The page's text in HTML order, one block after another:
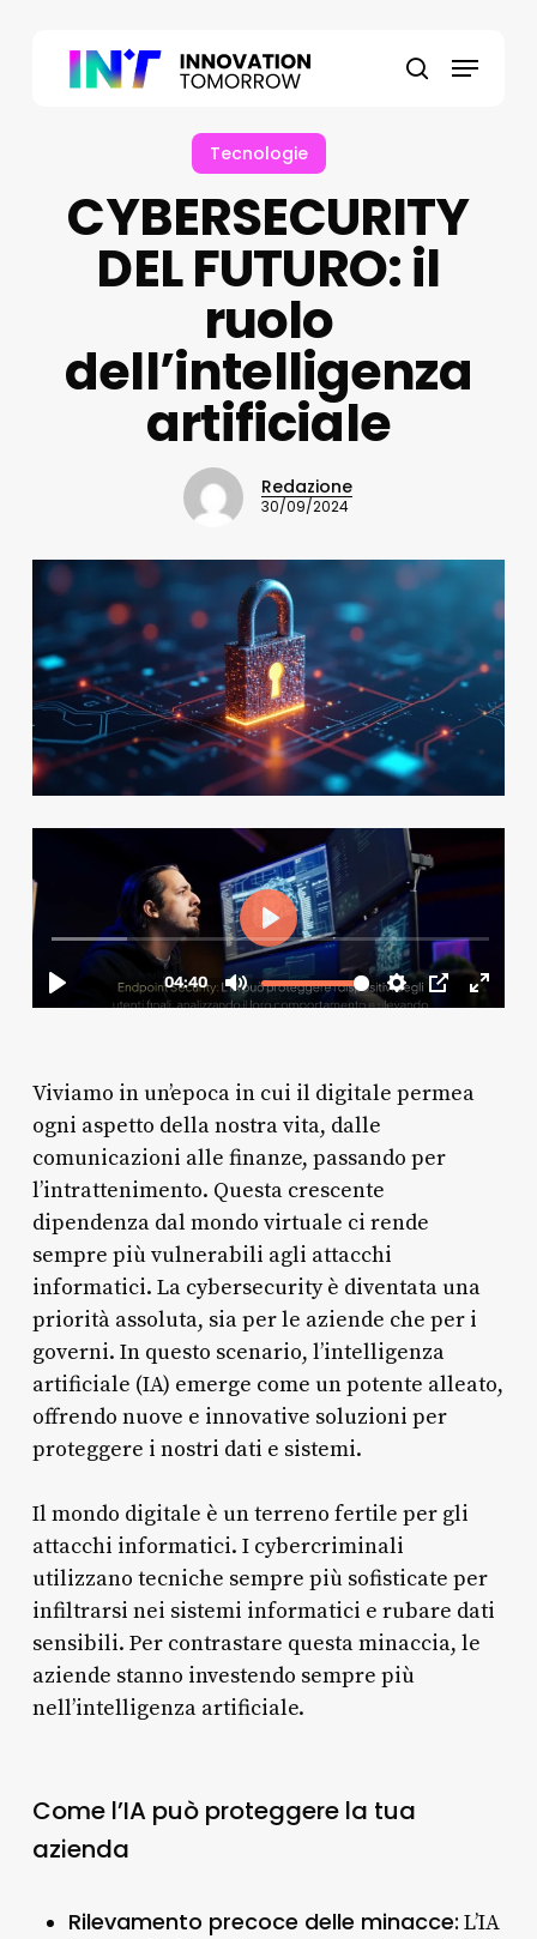
search
Menu
Tecnologie
CYBERSECURITY
DEL FUTURO: il
ruolo
dell’intelligenza
artificiale
Redazione
30/09/2024
Viviamo in un’epoca in cui il digitale permea
ogni aspetto della nostra vita, dalle
comunicazioni alle finanze, passando per
l’intrattenimento. Questa crescente
dipendenza dal mondo virtuale ci rende
sempre più vulnerabili agli attacchi
informatici. La cybersecurity è diventata una
priorità assoluta, sia per le aziende che per i
governi. In questo scenario, l’intelligenza
artificiale (IA) emerge come un potente alleato,
offrendo nuove e innovative soluzioni per
proteggere i nostri dati e sistemi.
Il mondo digitale è un terreno fertile per gli
attacchi informatici. I cybercriminali
utilizzano tecniche sempre più sofisticate per
infiltrarsi nei sistemi informatici e rubare dati
sensibili. Per contrastare questa minaccia, le
aziende stanno investendo sempre più
nell’intelligenza artificiale.
Come l’IA può proteggere la tua
azienda
Rilevamento precoce delle minacce: L’IA